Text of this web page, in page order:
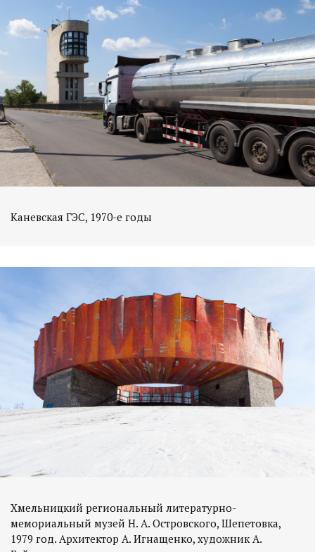
Каневская ГЭС, 1970-е годы
Хмельницкий региональный литературно-
мемориальный музей Н. А. Островского, Шепетовка,
1979 год. Архитектор А. Игнащенко, художник А.